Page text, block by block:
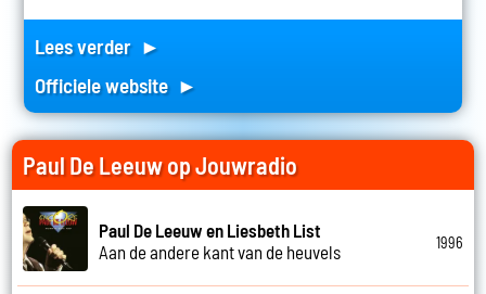
Lees verder ►
Officiele website ►
Paul De Leeuw op Jouwradio
Paul De Leeuw en Liesbeth List
Aan de andere kant van de heuvels
1996